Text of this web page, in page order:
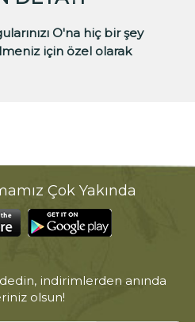
O'na hiç bir şey
için özel olarak
Çok Yakında
indirimlerden anında
olsun!